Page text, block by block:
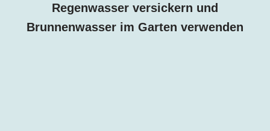
Regenwasser versickern und
Brunnenwasser im Garten verwenden